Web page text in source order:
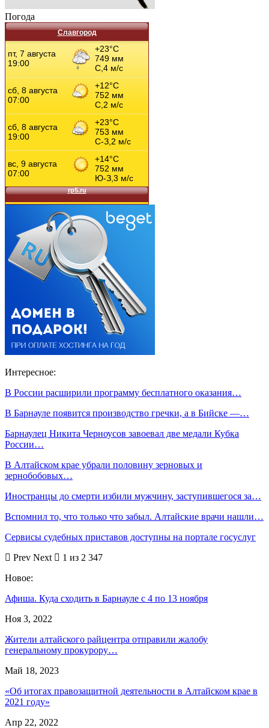
Погода
Славгород
Интересное:
В России расширили программу бесплатного оказания…
В Барнауле появится производство гречки, а в Бийске —…
Барнаулец Никита Черноусов завоевал две медали Кубка
России…
В Алтайском крае убрали половину зерновых и
зернобобовых…
Иностранцы до смерти избили мужчину, заступившегося за…
Вспомнил то, что только что забыл. Алтайские врачи нашли…
Сервисы судебных приставов доступны на портале госуслуг
Prev Next
1 из 2 347
Новое:
Афиша. Куда сходить в Барнауле с 4 по 13 ноября
Ноя 3, 2022
Жители алтайского райцентра отправили жалобу
генеральному прокурору…
Май 18, 2023
«Об итогах правозащитной деятельности в Алтайском крае в
2021 году»
Апр 22, 2022